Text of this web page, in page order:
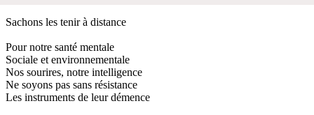
Sachons les tenir à distance
Pour notre santé mentale
Sociale et environnementale
Nos sourires, notre intelligence
Ne soyons pas sans résistance
Les instruments de leur démence